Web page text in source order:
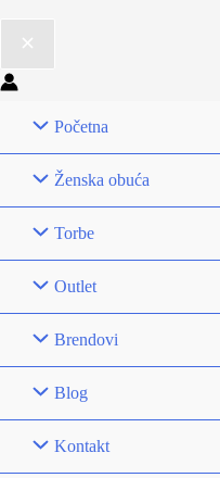
Početna
Ženska obuća
Torbe
Outlet
Brendovi
Blog
Kontakt